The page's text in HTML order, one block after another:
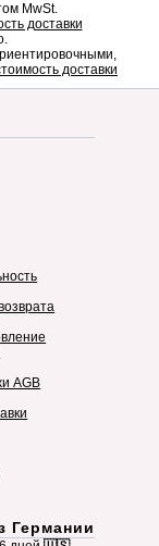
MwSt.
доставки
доставки
AGB
Германии